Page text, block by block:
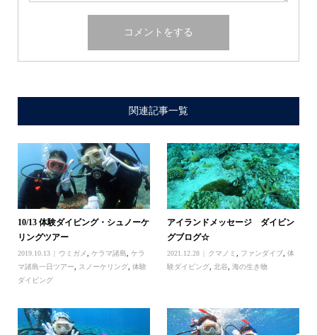
関連記事一覧
10/13 体験ダイビング・シュノーケ
リングツアー
2019.10.13 ウミガメ ケラマ諸島
ケラ
マ諸島一日ツアー
スノーケリング, 体験
ダイビング
アイランドメッセージ ダイビン
グブログ☆
2021.12.28 クマノミ ファンダイブ ,体
験ダイビング ,北谷 ,海の生き物